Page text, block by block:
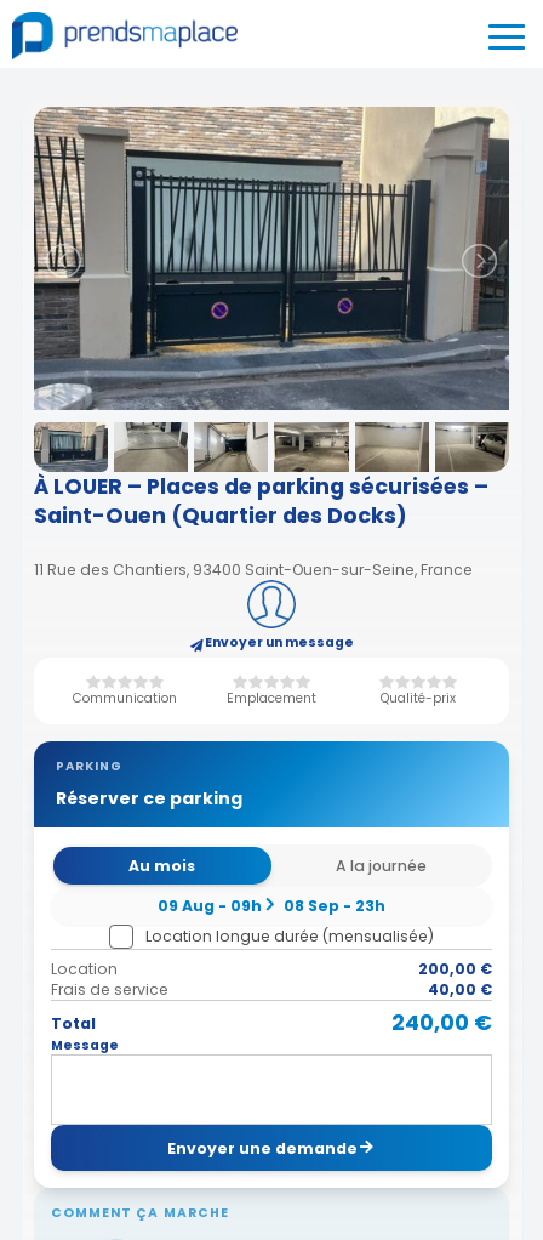
À LOUER – Places de parking sécurisées –
Saint-Ouen (Quartier des Docks)
11 Rue des Chantiers, 93400 Saint-Ouen-sur-Seine, France
Envoyer un message
Communication Emplacement Qualité-prix
PARKING
Réserver ce parking
Au mois
A la journée
09 Aug - 09h
08 Sep - 23h
Location longue durée (mensualisée)
Location
200,00 €
Frais de service
40,00 €
Total
240,00 €
Message
Envoyer une demande
COMMENT ÇA MARCHE